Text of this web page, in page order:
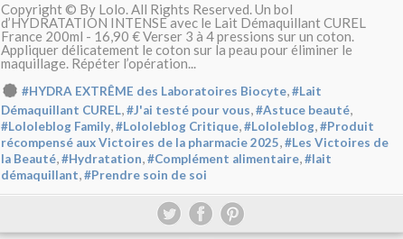
Copyright © By Lolo. All Rights Reserved. Un bol
d’HYDRATATION INTENSE avec le Lait Démaquillant CUREL
France 200ml - 16,90 € Verser 3 à 4 pressions sur un coton.
Appliquer délicatement le coton sur la peau pour éliminer le
maquillage. Répéter l’opération...
#HYDRA EXTRÊME des Laboratoires Biocyte,#Lait
Démaquillant CUREL,#J'ai testé pour vous,#Astuce beauté,
#Lololeblog Family,#Lololeblog Critique,#Lololeblog,#Produit
récompensé aux Victoires de la pharmacie 2025,#Les Victoires de
la Beauté,#Hydratation,#Complément alimentaire,#lait
démaquillant,#Prendre soin de soi